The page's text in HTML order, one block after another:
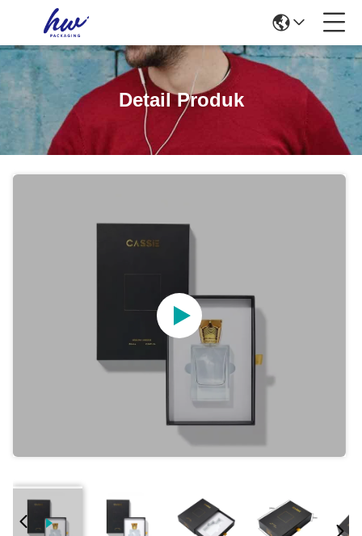
Detail Produk